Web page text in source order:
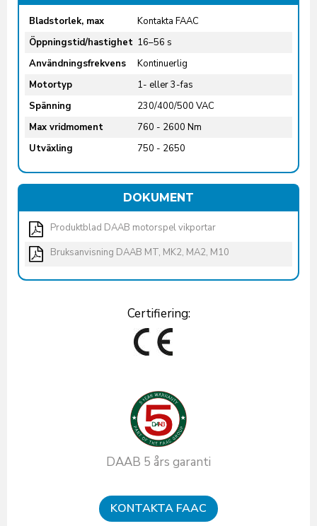
Bladstorlek, max
Kontakta FAAC
Öppningstid/hastighet 16–56 s
Användningsfrekvens
Kontinuerlig
Motortyp
1- eller 3-fas
Spänning
230/400/500 VAC
Max vridmoment
760 - 2600 Nm
Utväxling
750 - 2650
DOKUMENT
Produktblad DAAB motorspel vikportar
Bruksanvisning DAAB MT, MK2, MA2, M10
Certifiering:
DAAB 5 års garanti
KONTAKTA FAAC